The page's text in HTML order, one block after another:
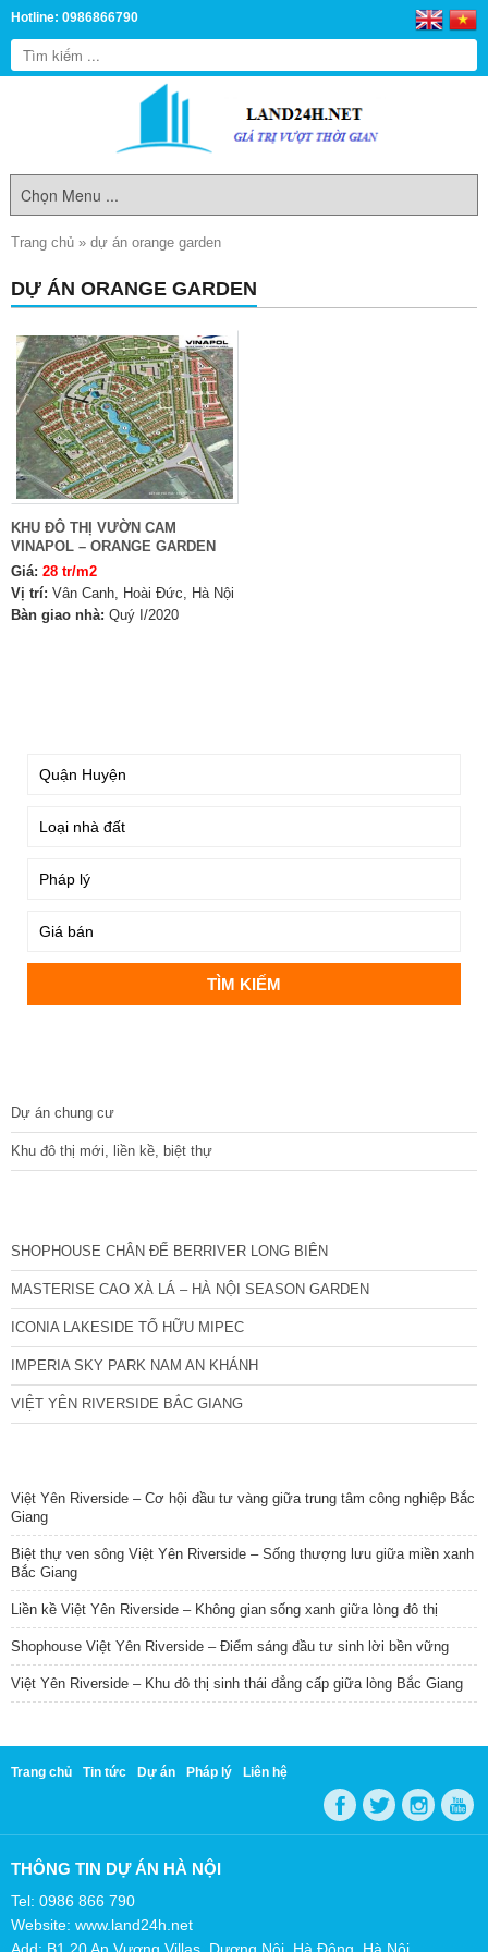
Hotline: 0986866790
Trang chủ » dự án orange garden
DỰ ÁN ORANGE GARDEN
KHU ĐÔ THỊ VƯỜN CAM
VINAPOL – ORANGE GARDEN
Giá: 28 tr/m2
Vị trí: Vân Canh, Hoài Đức, Hà Nội
Bàn giao nhà: Quý I/2020
Dự án chung cư
Khu đô thị mới, liền kề, biệt thự
SHOPHOUSE CHÂN ĐẾ BERRIVER LONG BIÊN
MASTERISE CAO XÀ LÁ – HÀ NỘI SEASON GARDEN
ICONIA LAKESIDE TỐ HỮU MIPEC
IMPERIA SKY PARK NAM AN KHÁNH
VIỆT YÊN RIVERSIDE BẮC GIANG
Việt Yên Riverside – Cơ hội đầu tư vàng giữa trung tâm công nghiệp Bắc
Giang
Biệt thự ven sông Việt Yên Riverside – Sống thượng lưu giữa miền xanh
Bắc Giang
Liền kề Việt Yên Riverside – Không gian sống xanh giữa lòng đô thị
Shophouse Việt Yên Riverside – Điểm sáng đầu tư sinh lời bền vững
Việt Yên Riverside – Khu đô thị sinh thái đẳng cấp giữa lòng Bắc Giang
Trang chủ Tin tức Dự án Pháp lý Liên hệ
THÔNG TIN DỰ ÁN HÀ NỘI
Tel: 0986 866 790
Website: www.land24h.net